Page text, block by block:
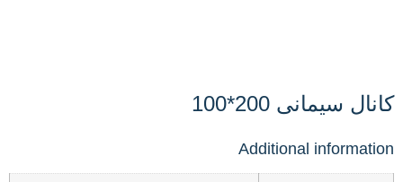
کانال سیمانی 200*100
Additional information